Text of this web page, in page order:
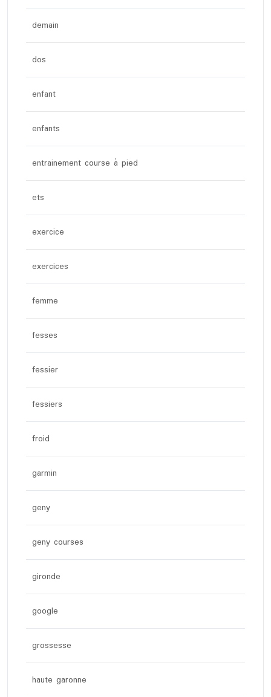
demain
dos
enfant
enfants
entrainement course à pied
ets
exercice
exercices
femme
fesses
fessier
fessiers
froid
garmin
geny
geny courses
gironde
google
grossesse
haute garonne